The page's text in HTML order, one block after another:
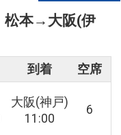
松本→ 大阪(伊
到着 空席
大阪(神戸)
11:00
6